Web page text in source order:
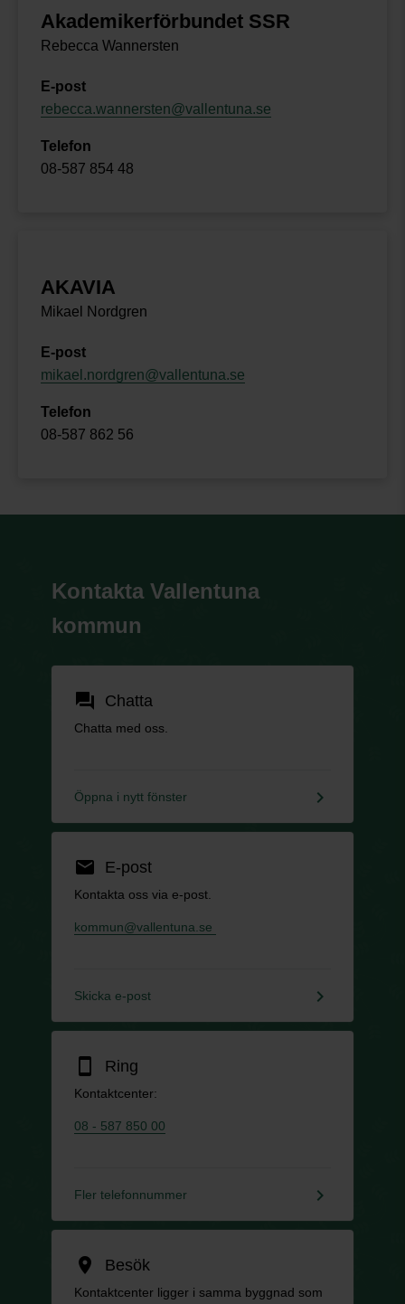
Akademikerförbundet SSR
Rebecca Wannersten
E-post
rebecca.wannersten@vallentuna.se
Telefon
08-587 854 48
AKAVIA
Mikael Nordgren
E-post
mikael.nordgren@vallentuna.se
Telefon
08-587 862 56
Kontakta Vallentuna
kommun
forum Chatta
Chatta med oss.
Öppna i nytt fönster keyboard_arrow_right
email E-post
Kontakta oss via e-post.
kommun@vallentuna.se
Skicka e-post keyboard_arrow_right
smartphone Ring
Kontaktcenter:
08 - 587 850 00
Fler telefonnummer keyboard_arrow_right
location_on Besök
Kontaktcenter ligger i samma byggnad som